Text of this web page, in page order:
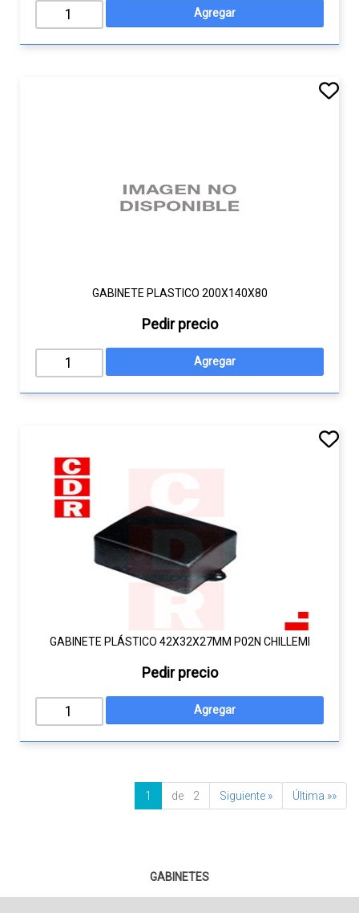
GABINETE PLASTICO 200X140X80
Pedir precio
GABINETE PLÁSTICO 42X32X27MM P02N CHILLEMI
Pedir precio
1 de 2 Siguiente » Última »»
GABINETES